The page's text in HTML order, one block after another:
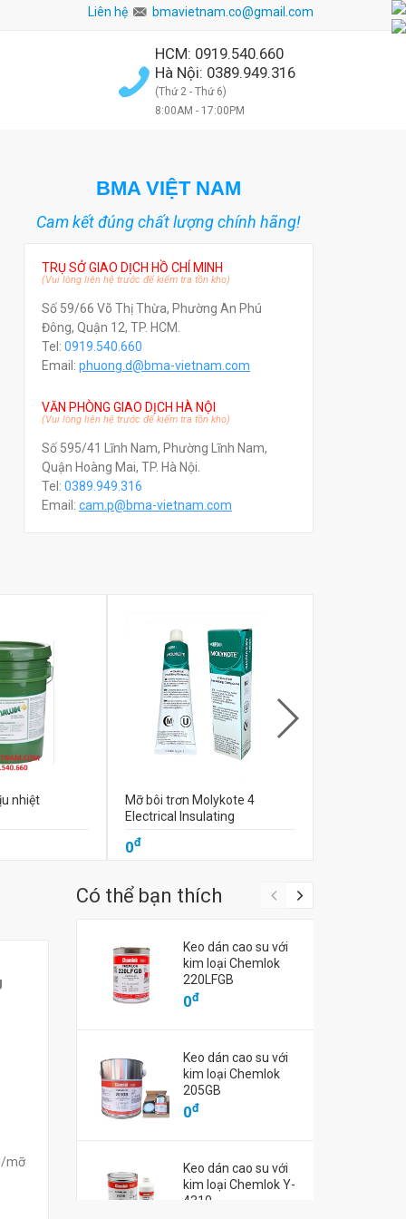
Liên hệ bmavietnam.co@gmail.com
HCM: 0919.540.660
Hà Nội: 0389.949.316
(Thứ 2 - Thứ 6)
8:00AM - 17:00PM
BMA VIỆT NAM
Cam kết đúng chất lượng chính hãng!
TRỤ SỞ GIAO DỊCH HỒ CHÍ MINH
(Vui lòng liên hệ trước để kiểm tra tồn kho)
Số 59/66 Võ Thị Thừa, Phường An Phú
Đông, Quận 12, TP. HCM.
Tel: 0919.540.660
Email: phuong.d@bma-vietnam.com
VĂN PHÒNG GIAO DỊCH HÀ NỘI
(Vui lòng liên hệ trước để kiểm tra tồn kho)
Số 595/41 Lĩnh Nam, Phường Lĩnh Nam,
Quận Hoàng Mai, TP. Hà Nội.
Tel: 0389.949.316
Email: cam.p@bma-vietnam.com
nhiệt
Mỡ bôi trơn Molykote 4
Electrical Insulating
0đ
mỡ
Có thể bạn thích
Keo dán cao su với
kim loại Chemlok
220LFGB
0đ
Keo dán cao su với
kim loại Chemlok
205GB
0đ
Keo dán cao su với
kim loại Chemlok Y-
4310